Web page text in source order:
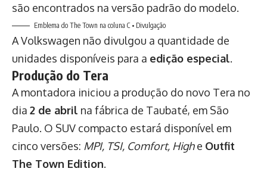
são encontrados na versão padrão do modelo.
Emblema do The Town na coluna C • Divulgação
A Volkswagen não divulgou a quantidade de
unidades disponíveis para a edição especial.
Produção do Tera
A montadora iniciou a produção do novo Tera no
dia 2 de abril na fábrica de Taubaté, em São
Paulo. O SUV compacto estará disponível em
cinco versões: MPI, TSI, Comfort, Highe Outfit
The Town Edition.